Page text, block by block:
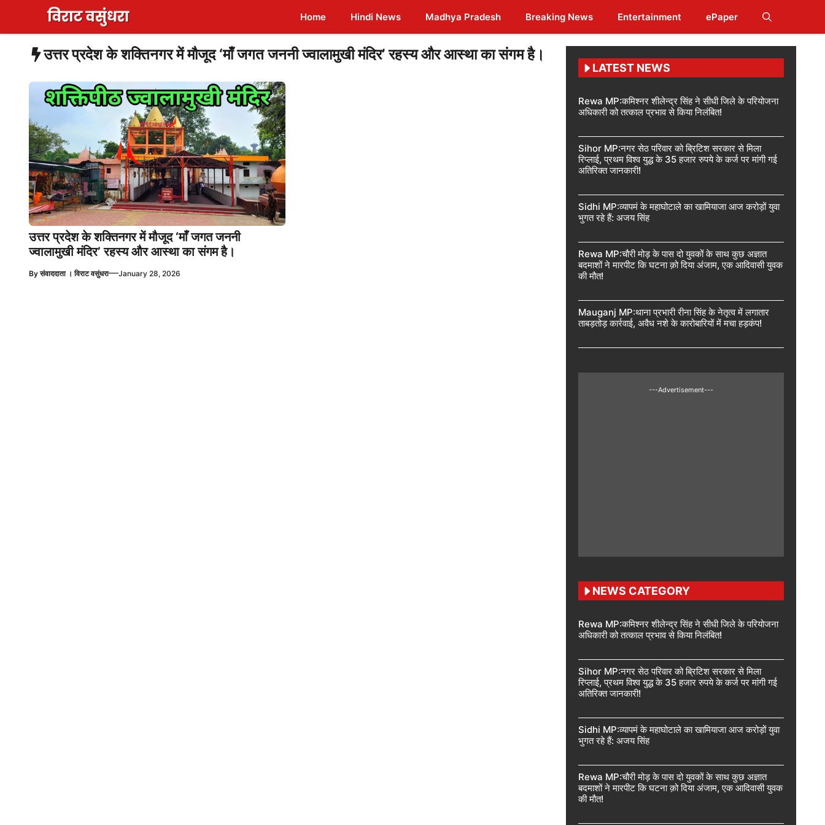
content
Home Hindi News Madhya Pradesh Breaking News Entertainment ePaper
उत्तर प्रदेश के शक्तिनगर में मौजूद ‘माँ जगत जननी ज्वालामुखी मंदिर’ रहस्य और आस्था का संगम है।
उत्तर प्रदेश के शक्तिनगर में मौजूद ‘माँ जगत जननी
ज्वालामुखी मंदिर’ रहस्य और आस्था का संगम है।
Byसंवाददाता । विराट वसुंधरा—January 28, 2026
LATEST NEWS
Rewa MP:कमिश्नर शीलेन्द्र सिंह ने सीधी जिले के परियोजना
अधिकारी को तत्काल प्रभाव से किया निलंबित!
Sihor MP:नगर सेठ परिवार को ब्रिटिश सरकार से मिला
रिप्लाई, प्रथम विश्व युद्ध के 35 हजार रुपये के कर्ज पर मांगी गई
अतिरिक्त जानकारी!
Sidhi MP:व्यापमं के महाघोटाले का खामियाजा आज करोड़ों युवा
भुगत रहे हैं: अजय सिंह
Rewa MP:चौरी मोड़ के पास दो युवकों के साथ कुछ अज्ञात
बदमाशों ने मारपीट कि घटना क़ो दिया अंजाम, एक आदिवासी युवक
की मौत!
Mauganj MP:थाना प्रभारी रीना सिंह के नेतृत्व में लगातार
ताबड़तोड़ कार्रवाई, अवैध नशे के कारोबारियों में मचा हड़कंप!
---Advertisement---
NEWS CATEGORY
Rewa MP:कमिश्नर शीलेन्द्र सिंह ने सीधी जिले के परियोजना
अधिकारी को तत्काल प्रभाव से किया निलंबित!
Sihor MP:नगर सेठ परिवार को ब्रिटिश सरकार से मिला
रिप्लाई, प्रथम विश्व युद्ध के 35 हजार रुपये के कर्ज पर मांगी गई
अतिरिक्त जानकारी!
Sidhi MP:व्यापमं के महाघोटाले का खामियाजा आज करोड़ों युवा
भुगत रहे हैं: अजय सिंह
Rewa MP:चौरी मोड़ के पास दो युवकों के साथ कुछ अज्ञात
बदमाशों ने मारपीट कि घटना क़ो दिया अंजाम, एक आदिवासी युवक
की मौत!